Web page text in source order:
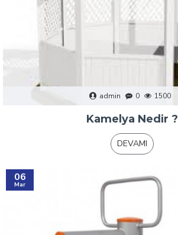
admin 0 1500
Kamelya Nedir ?
DEVAMI
06
Mar